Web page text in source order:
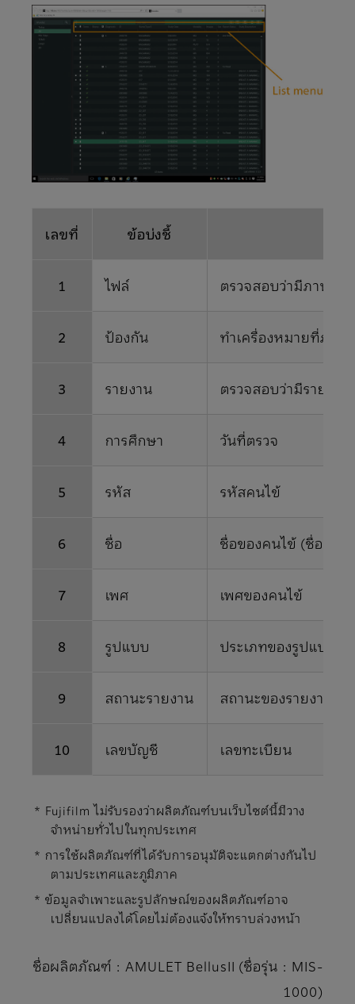
เลขที่ ข้อบ่งชี้
1 ไฟล์ ตรวจสอบว่ามีภาพที่ต
2 ป้องกัน ทําเครื่องหมายที่ภาพ
3 รายงาน ตรวจสอบว่ามีรายงา
4 การศึกษา วันที่ตรวจ
5 รหัส รหัสคนไข้
6 ชื่อ ชื่อของคนไข้ (ชื่อแรก
7 เพศ เพศของคนไข้
8 รูปแบบ ประเภทของรูปแบบ
9 สถานะรายงาน สถานะของรายงาน
10 เลขบัญชี เลขทะเบียน
* Fujifilm ไม่รับรองว่าผลิตภัณฑ์บนเว็บไซต์นี้มีวาง
จำหน่ายทั่วไปในทุกประเทศ
* การใช้ผลิตภัณฑ์ที่ได้รับการอนุมัติจะแตกต่างกันไป
ตามประเทศและภูมิภาค
* ข้อมูลจำเพาะและรูปลักษณ์ของผลิตภัณฑ์อาจ
เปลี่ยนแปลงได้โดยไม่ต้องแจ้งให้ทราบล่วงหน้า
ชื่อผลิตภัณฑ์ : AMULET BellusII (ชื่อรุ่น : MIS-
1000)